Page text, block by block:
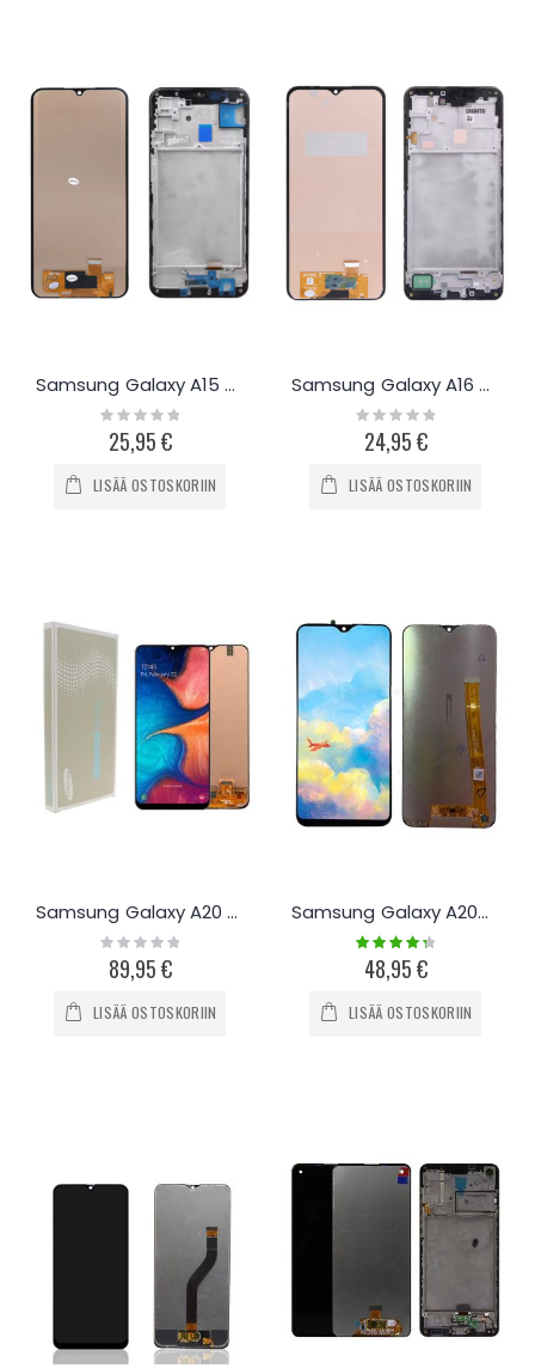
Samsung Galaxy A15 4G / 5G näyttö
Rating:
0%
25,95 €
LISÄÄ OSTOSKORIIN
Samsung Galaxy A16 4G / 5G näyttö
Rating:
0%
24,95 €
LISÄÄ OSTOSKORIIN
Samsung Galaxy A20 6.4" näyttö ja kosketuspaneeli
Rating:
0%
89,95 €
LISÄÄ OSTOSKORIIN
Samsung Galaxy A20e näyttö ja kosketuspaneeli
Rating:
90%
48,95 €
LISÄÄ OSTOSKORIIN